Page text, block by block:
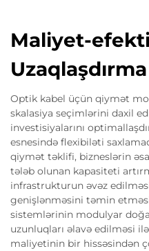
Maliyet-
Optik kabel üçün qiymət
skalasiya seçimlərini daxil
investisiyalarını
esnesində flexibiləti
qiymət təklifi, bizneslərin
tələb olunan kapasiteti
infrastrukturun əvəz
genişlənməsini təmin
sistemlərinin modulyar
uzunluqları əlavə edilməsi
maliyetinin bir hissəsindən